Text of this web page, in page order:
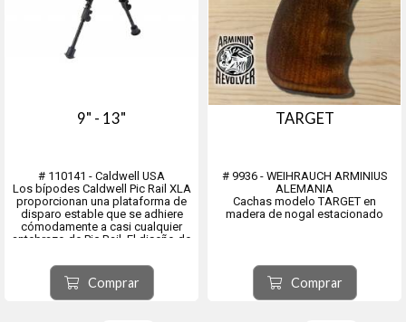
9" - 13"
# 110141 - Caldwell USA
Los bípodes Caldwell Pic Rail XLA
proporcionan una plataforma de
disparo estable que se adhiere
cómodamente a casi cualquier
antebrazo de Pic Rail. El diseño de
de plegar y dejar en su arma para
facilitar el transporte. El
despliegue rápid...
Comprar
TARGET
# 9936 - WEIHRAUCH ARMINIUS
ALEMANIA
Cachas modelo TARGET en
madera de nogal estacionado
Comprar